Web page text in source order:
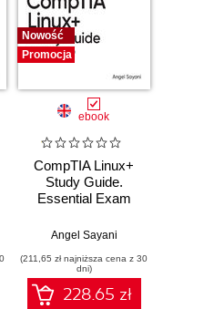
Framework
Nowość
Promocja
ebook
CompTIA Linux+
Study Guide.
Essential Exam
Angel Sayani
(211,65 zł najniższa cena z 30
dni)
228.65 zł